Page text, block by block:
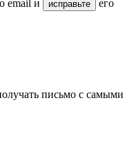
email и исправьте
его
письмо с самыми